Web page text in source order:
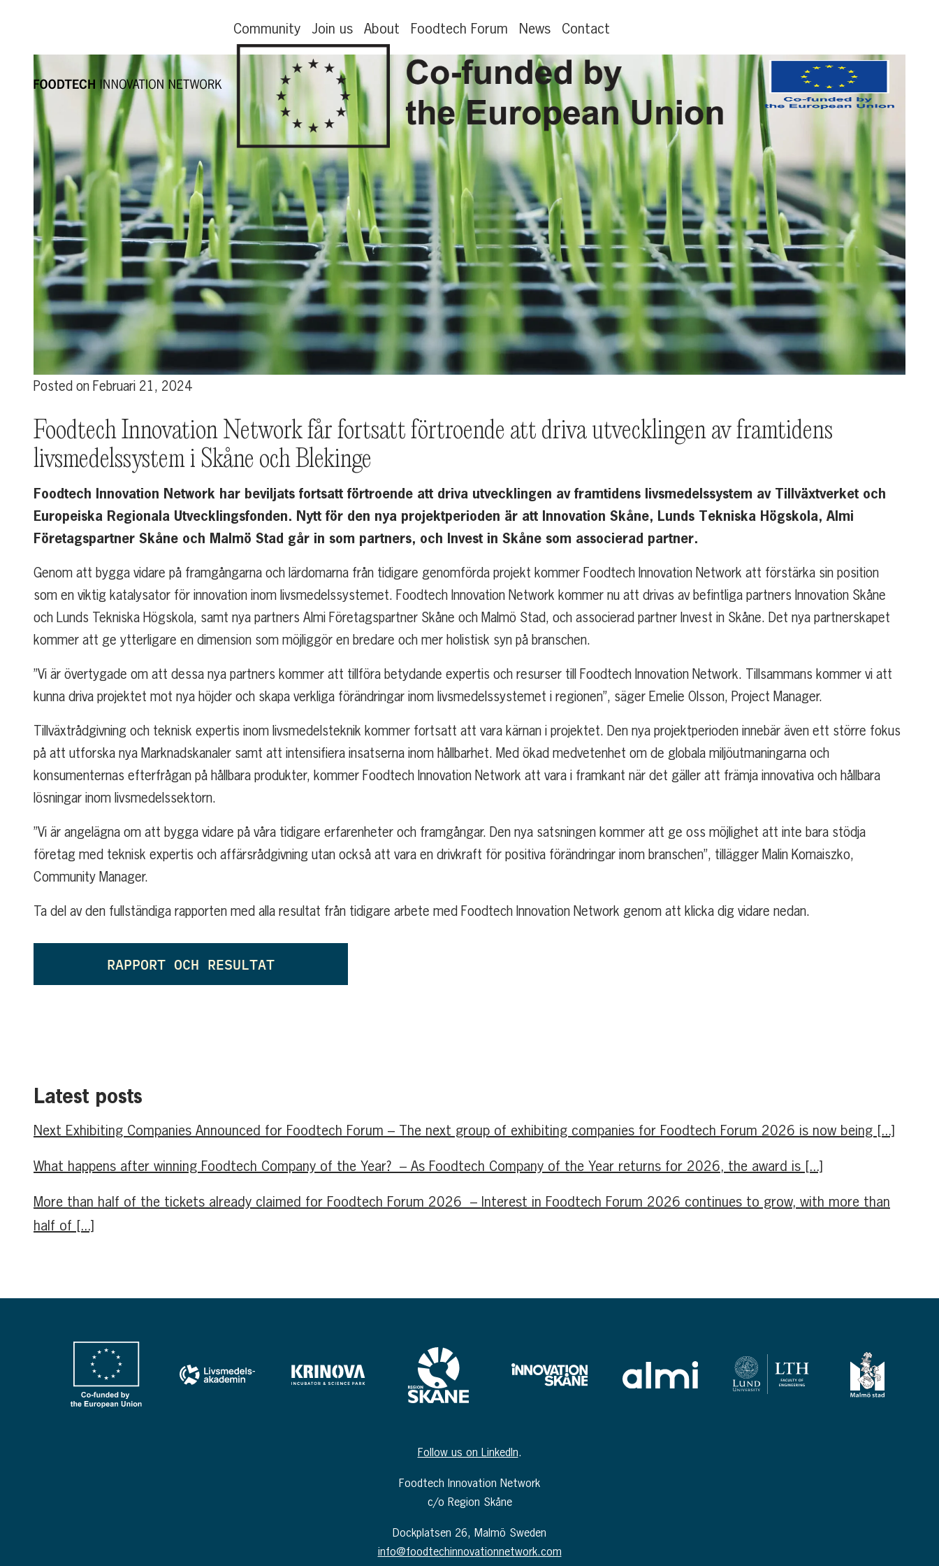
Community Join us About Foodtech Forum News Contact
Posted on Februari 21, 2024
Foodtech Innovation Network får fortsatt förtroende att driva utvecklingen av framtidens
livsmedelssystem i Skåne och Blekinge
Foodtech Innovation Network har beviljats fortsatt förtroende att driva utvecklingen av framtidens livsmedelssystem av Tillväxtverket och
Europeiska Regionala Utvecklingsfonden. Nytt för den nya projektperioden är att Innovation Skåne, Lunds Tekniska Högskola, Almi
Företagspartner Skåne och Malmö Stad går in som partners, och Invest in Skåne som associerad partner.
Genom att bygga vidare på framgångarna och lärdomarna från tidigare genomförda projekt kommer Foodtech Innovation Network att förstärka sin position
som en viktig katalysator för innovation inom livsmedelssystemet. Foodtech Innovation Network kommer nu att drivas av befintliga partners Innovation Skåne
och Lunds Tekniska Högskola, samt nya partners Almi Företagspartner Skåne och Malmö Stad, och associerad partner Invest in Skåne. Det nya partnerskapet
kommer att ge ytterligare en dimension som möjliggör en bredare och mer holistisk syn på branschen.
”Vi är övertygade om att dessa nya partners kommer att tillföra betydande expertis och resurser till Foodtech Innovation Network. Tillsammans kommer vi att
kunna driva projektet mot nya höjder och skapa verkliga förändringar inom livsmedelssystemet i regionen”, säger Emelie Olsson, Project Manager.
Tillväxtrådgivning och teknisk expertis inom livsmedelsteknik kommer fortsatt att vara kärnan i projektet. Den nya projektperioden innebär även ett större fokus
på att utforska nya Marknadskanaler samt att intensifiera insatserna inom hållbarhet. Med ökad medvetenhet om de globala miljöutmaningarna och
konsumenternas efterfrågan på hållbara produkter, kommer Foodtech Innovation Network att vara i framkant när det gäller att främja innovativa och hållbara
lösningar inom livsmedelssektorn.
”Vi är angelägna om att bygga vidare på våra tidigare erfarenheter och framgångar. Den nya satsningen kommer att ge oss möjlighet att inte bara stödja
företag med teknisk expertis och affärsrådgivning utan också att vara en drivkraft för positiva förändringar inom branschen”, tillägger Malin Komaiszko,
Community Manager.
Ta del av den fullständiga rapporten med alla resultat från tidigare arbete med Foodtech Innovation Network genom att klicka dig vidare nedan.
RAPPORT OCH RESULTAT
Latest posts
Next Exhibiting Companies Announced for Foodtech Forum – The next group of exhibiting companies for Foodtech Forum 2026 is now being [...]
What happens after winning Foodtech Company of the Year? – As Foodtech Company of the Year returns for 2026, the award is [...]
More than half of the tickets already claimed for Foodtech Forum 2026 – Interest in Foodtech Forum 2026 continues to grow, with more than
half of [...]
Follow us on LinkedIn.
Foodtech Innovation Network
c/o Region Skåne
Dockplatsen 26, Malmö Sweden
info@foodtechinnovationnetwork.com